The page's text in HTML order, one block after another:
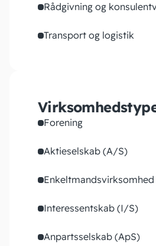
Rådgivning og
Transport og logistik
Forening
Aktieselskab (A/S)
Enkeltmandsvirksomhed
Interessentskab (I/S)
Anpartsselskab (ApS)